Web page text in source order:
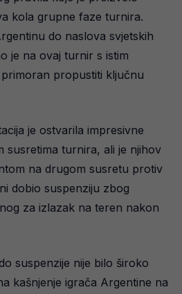
kola grupne faze turnira.
do naslova svjetskih
je na ovaj turnir s istim
primoran propustiti ključnu
je ostvarila impresivne
susretima turnira, ali je njihov
na drugom susretu protiv
dobio suspenziju zbog
za izlazak na teren nakon
suspenzije nije bilo široko
kašnjenje igrača Argentine na